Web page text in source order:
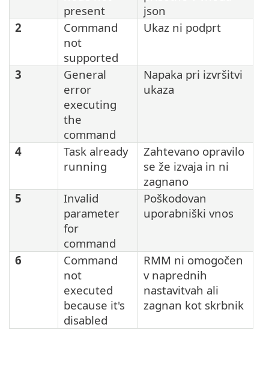
present
json
2
Command
not
supported
Ukaz ni podprt
3
General
error
executing
the
command
Napaka pri izvršitvi
ukaza
4
Task already
running
Zahtevano opravilo
se že izvaja in ni
zagnano
5
Invalid
parameter
for
command
Poškodovan
uporabniški vnos
6
Command
not
executed
because it's
disabled
RMM ni omogočen
v naprednih
nastavitvah ali
zagnan kot skrbnik